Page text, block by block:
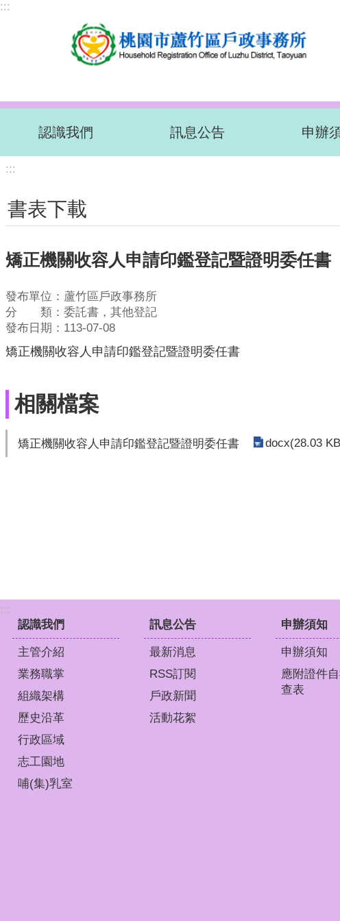
跳到主要內容區塊
:::
認識我們 訊息公告 申辦
:::
書表下載
矯正機關收容人申請印鑑登記暨證明委任書
發布單位：蘆竹區戶政事務所
分 類：委託書，其他登記
發布日期：113-07-08
矯正機關收容人申請印鑑登記暨證明委任書
相關檔案
矯正機關收容人申請印鑑登記暨證明委任書 docx(28.03
:::
認識我們
主管介紹
業務職掌
組織架構
歷史沿革
行政區域
志工園地
哺(集)乳室
訊息公告
最新消息
RSS訂閱
戶政新聞
活動花絮
申辦須知
申辦須知
應附證件
查表